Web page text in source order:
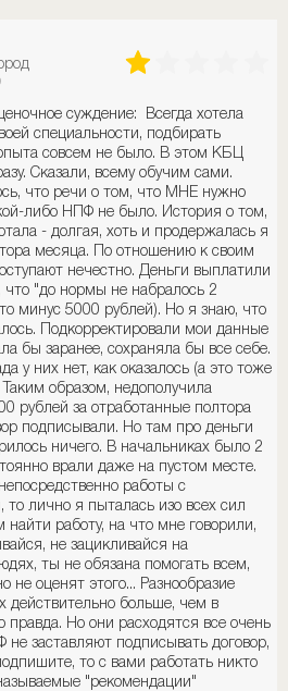
суждение: Всегда хотела
специальности, подбирать
совсем не было. В этом КБЦ
Сказали, всему обучим сами.
что речи о том, что МНЕ нужно
либо НПФ не было. История о том,
- долгая, хоть и продержалась я
месяца. По отношению к своим
нечестно. Деньги выплатили
что "до нормы не набралось 2
минус 5000 рублей). Но я знаю, что
Подкорректировали мои данные
бы заранее, сохраняла бы все себе.
у них нет, как оказалось (а это тоже
образом, недополучила
рублей за отработанные полтора
подписывали. Но там про деньги
ничего. В начальниках было 2
врали даже на пустом месте.
работы с
то лично я пыталась изо всех сил
работу, на что мне говорили,
не зацикливайся на
ты не обязана помогать всем,
не оценят этого... Разнообразие
действительно больше, чем в
правда. Но они расходятся все очень
заставляют подписывать договор,
то с вами работать никто
"рекомендации"